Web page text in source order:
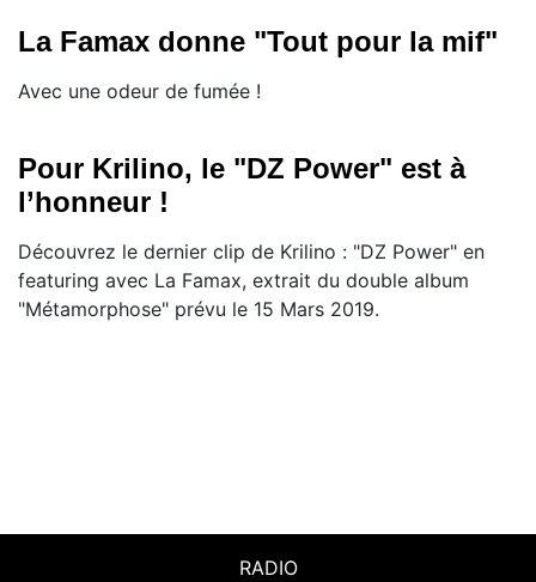
La Famax donne "Tout pour la mif"
Avec une odeur de fumée !
Pour Krilino, le "DZ Power" est à
l’honneur !
Découvrez le dernier clip de Krilino : "DZ Power" en
featuring avec La Famax, extrait du double album
"Métamorphose" prévu le 15 Mars 2019.
RADIO